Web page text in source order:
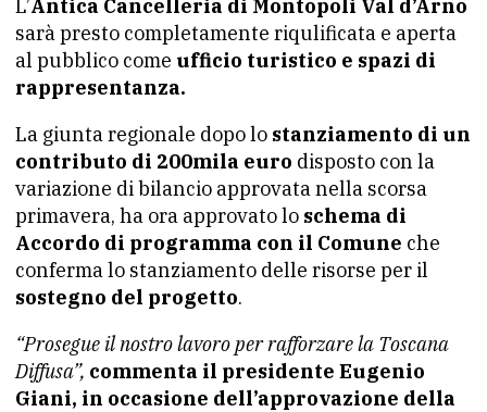
L’Antica Cancelleria di Montopoli Val d’Arno
sarà presto completamente riqulificata e aperta
al pubblico come ufficio turistico e spazi di
rappresentanza.
La giunta regionale dopo lo stanziamento di un
contributo di 200mila euro disposto con la
variazione di bilancio approvata nella scorsa
primavera, ha ora approvato lo schema di
Accordo di programma con il Comune che
conferma lo stanziamento delle risorse per il
sostegno del progetto.
“Prosegue il nostro lavoro per rafforzare la Toscana
Diffusa”, commenta il presidente Eugenio
Giani, in occasione dell’approvazione della